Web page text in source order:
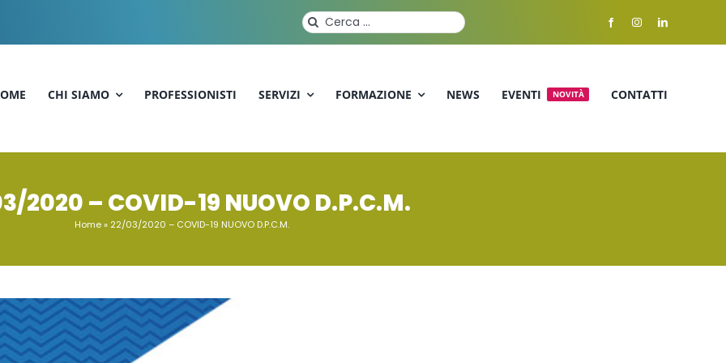
Cerca
per:
CHI SIAMO PROFESSIONISTI SERVIZI FORMAZIONE NEWS EVENTI NOVITÀ CONTATTI
2020 – COVID-19 NUOVO D.P.C.M.
Home» 22/03/2020 – COVID-19 NUOVO D.P.C.M.